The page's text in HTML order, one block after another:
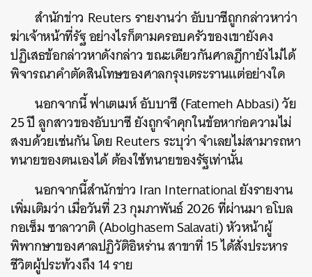
สำนักข่าว Reuters รายงานว่า อับบาซีถูกกล่าวหาว่า
ฆ่าเจ้าหน้าที่รัฐ อย่างไรก็ตามครอบครัวของเขายังคง
ปฏิเสธข้อกล่าวหาดังกล่าว ขณะเดียวกันศาลฎีกายังไม่ได้
พิจารณาคำตัดสินโทษของศาลกรุงเตระรานแต่อย่างใด
นอกจากนี้ ฟาเตเมห์ อับบาซี (Fatemeh Abbasi) วัย
25 ปี ลูกสาวของอับบาซี ยังถูกจำคุกในข้อหาก่อความไม่
สงบด้วยเช่นกัน โดย Reuters ระบุว่า จำเลยไม่สามารถหา
ทนายของตนเองได้ ต้องใช้ทนายของรัฐเท่านั้น
นอกจากนี้สำนักข่าว Iran International ยังรายงาน
เพิ่มเติมว่า เมื่อวันที่ 23 กุมภาพันธ์ 2026 ที่ผ่านมา อโบล
กอเซ็ม ซาลาวาติ (Abolghasem Salavati) หัวหน้าผู้
พิพากษาของศาลปฏิวัติอิหร่าน สาขาที่ 15 ได้สั่งประหาร
ชีวิตผู้ประท้วงถึง 14 ราย